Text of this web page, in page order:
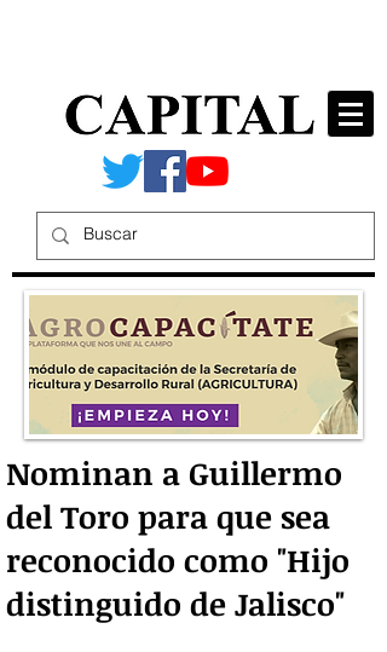
Nominan a Guillermo
del Toro para que sea
reconocido como "Hijo
distinguido de Jalisco"